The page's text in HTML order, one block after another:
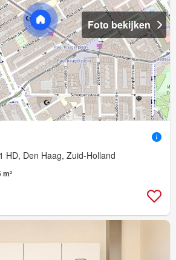
Foto bekijken
HD, Den Haag, Zuid-Holland
m²